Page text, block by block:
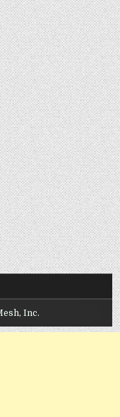
bien
Inc.